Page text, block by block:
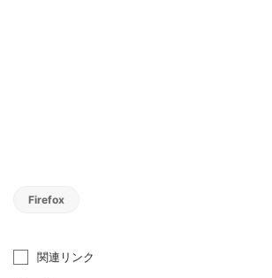
Firefox
関連リンク